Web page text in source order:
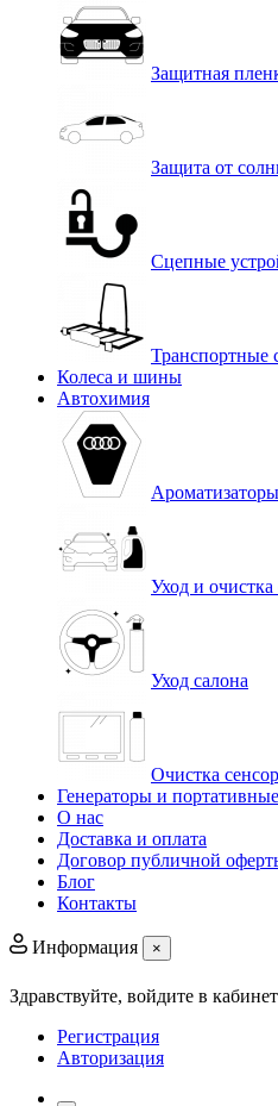
Защитная
Защита от
Сцепные
Транспортные
Колеса и шины
Автохимия
Ароматизаторы
Уход и
Уход салона
Очистка
Генераторы и
О нас
Доставка и оплата
Договор публичной
Блог
Контакты
Информация ×
Здравствуйте, войдите в кабинет
Регистрация
Авторизация